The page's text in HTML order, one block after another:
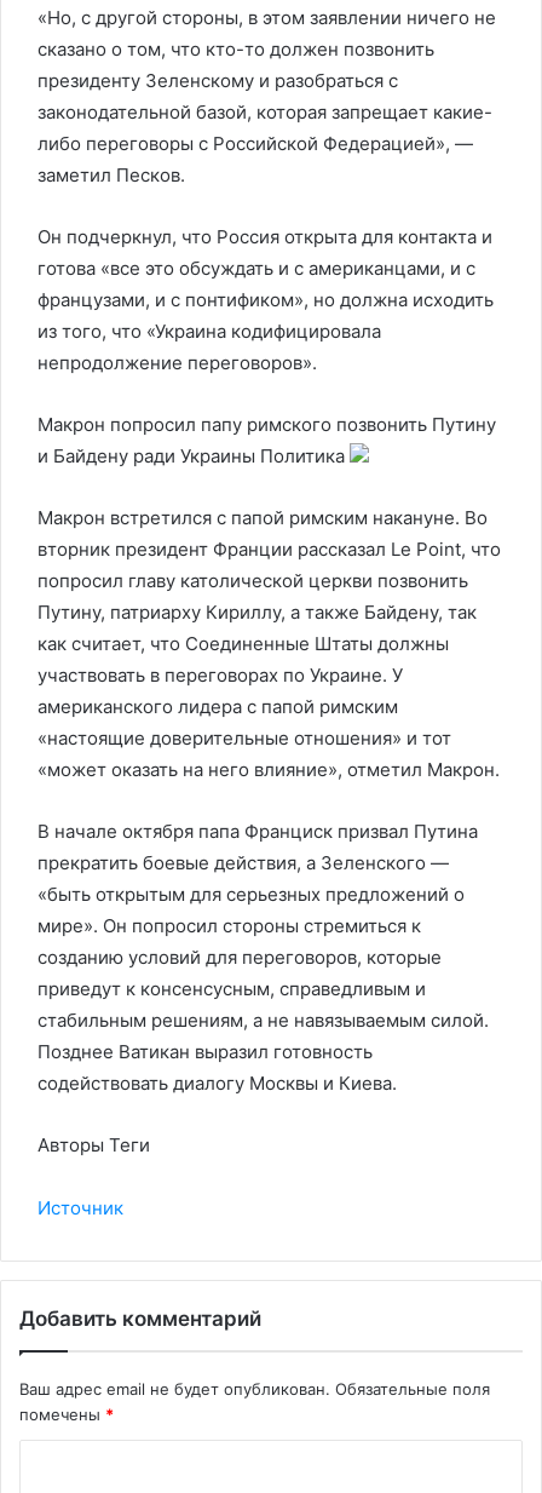
«Но, с другой стороны, в этом заявлении ничего не
сказано о том, что кто-то должен позвонить
президенту Зеленскому и разобраться с
законодательной базой, которая запрещает какие-
либо переговоры с Российской Федерацией», —
заметил Песков.
Он подчеркнул, что Россия открыта для контакта и
готова «все это обсуждать и с американцами, и с
французами, и с понтификом», но должна исходить
из того, что «Украина кодифицировала
непродолжение переговоров».
Макрон попросил папу римского позвонить Путину
и Байдену ради Украины Политика
Макрон встретился с папой римским накануне. Во
вторник президент Франции рассказал Le Point, что
попросил главу католической церкви позвонить
Путину, патриарху Кириллу, а также Байдену, так
как считает, что Соединенные Штаты должны
участвовать в переговорах по Украине. У
американского лидера с папой римским
«настоящие доверительные отношения» и тот
«может оказать на него влияние», отметил Макрон.
В начале октября папа Франциск призвал Путина
прекратить боевые действия, а Зеленского —
«быть открытым для серьезных предложений о
мире». Он попросил стороны стремиться к
созданию условий для переговоров, которые
приведут к консенсусным, справедливым и
стабильным решениям, а не навязываемым силой.
Позднее Ватикан выразил готовность
содействовать диалогу Москвы и Киева.
Авторы Теги
Источник
Добавить комментарий
Ваш адрес email не будет опубликован. Обязательные поля
помечены *